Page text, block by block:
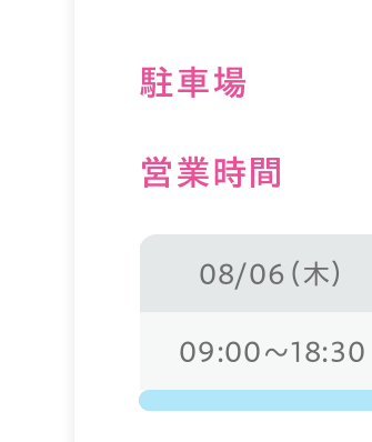
駐⾞場
営業時間
08/06（木）
09:00～18:30